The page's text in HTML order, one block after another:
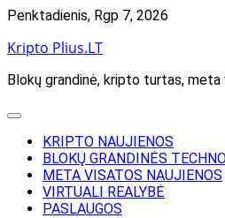
Skip
content
Penktadienis, Rgp 7, 2026
Kripto Plius.LT
Blokų grandinė, kripto turtas, meta
KRIPTO NAUJIENOS
BLOKŲ GRANDINĖS
META VISATOS NAUJIENOS
VIRTUALI REALYBĖ
PASLAUGOS